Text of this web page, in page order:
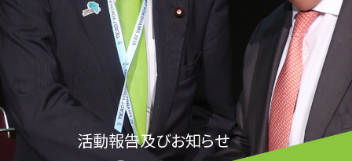
活動報告及びお知らせ